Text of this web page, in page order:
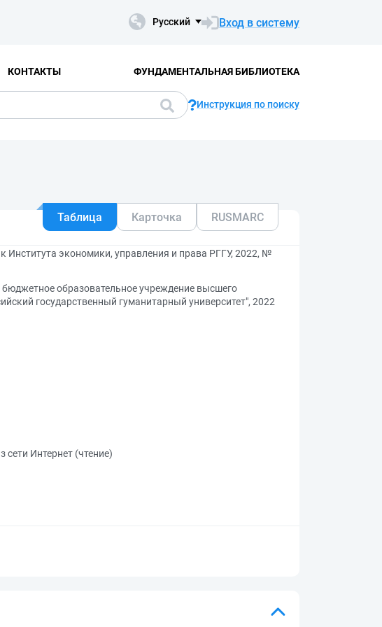
Русский Вход в систему
КОНТАКТЫ ФУНДАМЕНТАЛЬНАЯ БИБЛИОТЕКА
Инструкция по поиску
Таблица Карточка RUSMARC
Института экономики, управления и права РГГУ, 2022, №
образовательное учреждение высшего
государственный гуманитарный университет", 2022
сети Интернет (чтение)